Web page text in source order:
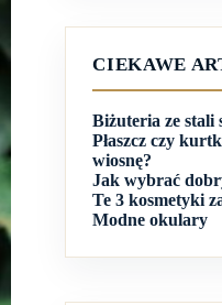
CIEKAWE
Biżuteria ze stali
Płaszcz czy
wiosnę?
Jak wybrać
Te 3 kosmetyki
Modne okulary